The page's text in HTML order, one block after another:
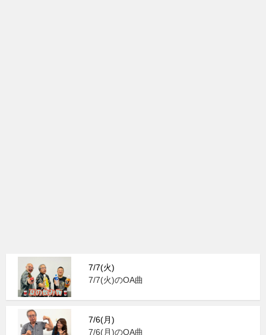
7/7(火)
7/7(火)のOA曲
7/6(月)
7/6(月)のOA曲